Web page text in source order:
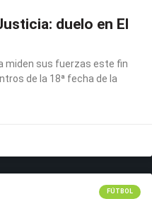
duelo en El
miden sus fuerzas este fin
de la 18ª fecha de la
FÚTBOL